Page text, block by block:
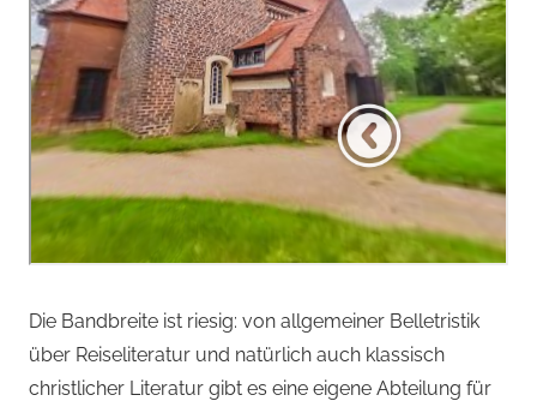
Die Bandbreite ist riesig: von allgemeiner Belletristik
über Reiseliteratur und natürlich auch klassisch
christlicher Literatur gibt es eine eigene Abteilung für